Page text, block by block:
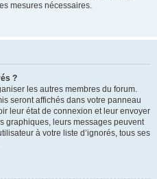
mesures nécessaires.
?
les autres membres du forum.
seront affichés dans votre panneau
leur état de connexion et leur envoyer
graphiques, leurs messages peuvent
à votre liste d’ignorés, tous ses